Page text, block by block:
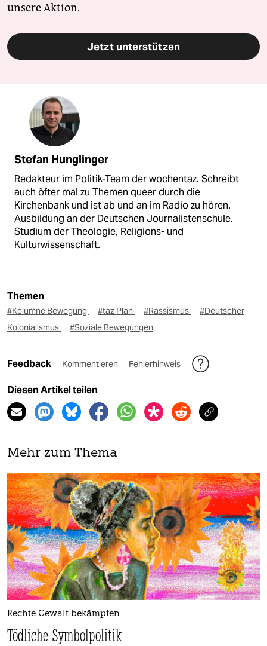
unsere Aktion.
Jetzt unterstützen
Stefan Hunglinger
Redakteur im Politik-Team der wochentaz. Schreibt
auch öfter mal zu Themen queer durch die
Kirchenbank und ist ab und an im Radio zu hören.
Ausbildung an der Deutschen Journalistenschule.
Studium der Theologie, Religions- und
Kulturwissenschaft.
Themen
#Kolumne Bewegung #taz Plan #Rassismus
#Deutscher
Kolonialismus
#Soziale Bewegungen
Feedback Kommentieren Fehlerhinweis
Diesen Artikel teilen
Mehr zum Thema
Rechte Gewalt bekämpfen
Tödliche Symbolpolitik